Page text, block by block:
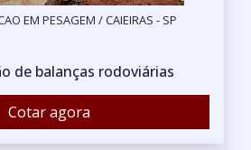
EM PESAGEM / CAIEIRAS - SP
de balanças rodoviárias
Cotar agora